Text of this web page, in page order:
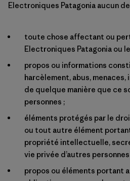
Electroniques Patagonia aucun
toute chose affectant ou
Electroniques Patagonia ou
propos ou informations
harcèlement, abus,
de quelque manière que ce
personnes ;
éléments protégés par le
ou tout autre élément
propriété intellectuelle,
vie privée d’autres personnes
propos ou éléments portant